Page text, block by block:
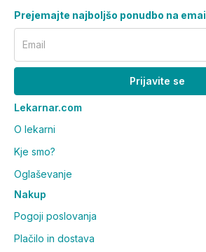
primerno za nosečnice in doječe
Narejeno na Finskem.
Proizvajalec:Vitabalans Oy,
Prejemajte najboljšo ponudbo na
Email
Prijavite se
Lekarnar.com
O lekarni
Kje smo?
Oglaševanje
Nakup
Pogoji poslovanja
Plačilo in dostava